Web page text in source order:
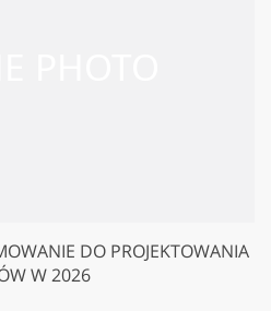
DO PROJEKTOWANIA
W 2026